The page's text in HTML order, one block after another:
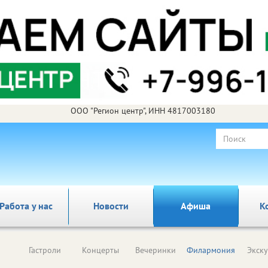
ООО "Регион центр", ИНН 4817003180
у нас Новости Афиша
Гастроли Концерты Вечеринки Филармония